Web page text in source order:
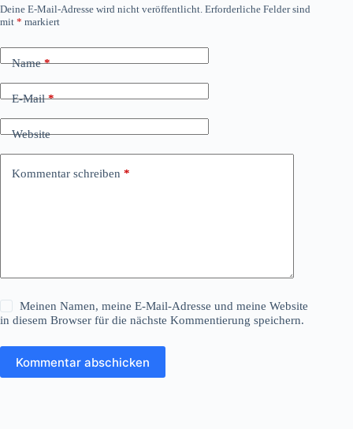
Deine E-Mail-Adresse wird nicht veröffentlicht. Erforderliche Felder sind
mit * markiert
Name*
E-Mail*
Website
Kommentar schreiben *
Meinen Namen, meine E-Mail-Adresse und meine Website
in diesem Browser für die nächste Kommentierung speichern.
Kommentar abschicken